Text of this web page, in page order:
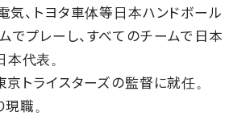
気、トヨタ車体等日本ハンドボール
でプレーし、すべてのチームで日本
代表。
トライスターズの監督に就任。
職。